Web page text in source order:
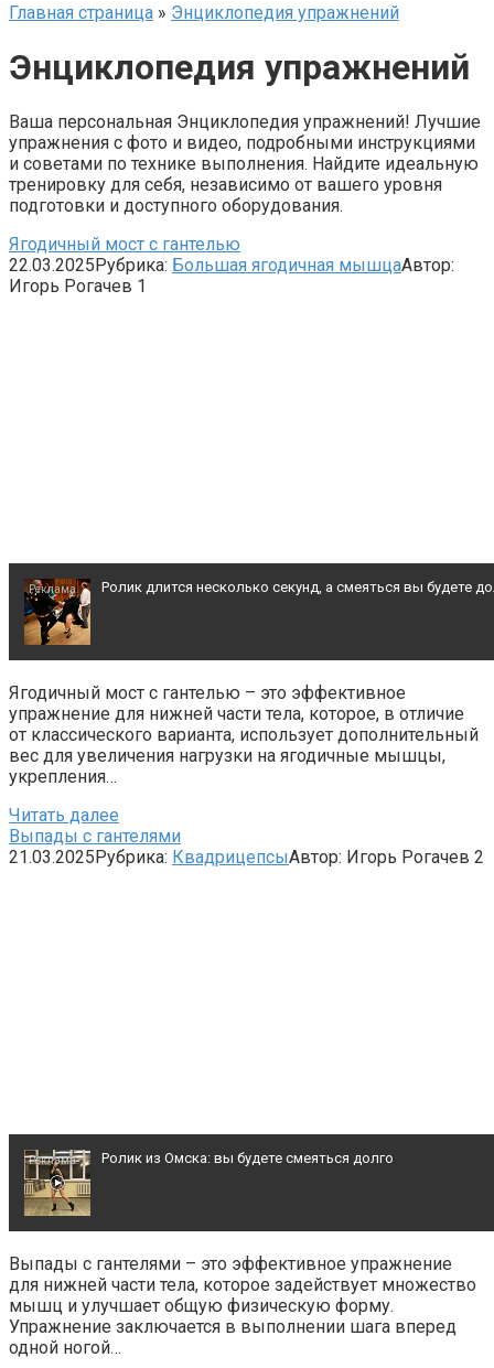
Главная страница » Энциклопедия упражнений
Энциклопедия упражнений
Ваша персональная Энциклопедия упражнений! Лучшие
упражнения с фото и видео, подробными инструкциями
и советами по технике выполнения. Найдите идеальную
тренировку для себя, независимо от вашего уровня
подготовки и доступного оборудования.
Ягодичный мост с гантелью
22.03.2025 Рубрика: Большая ягодичная мышцаАвтор:
Игорь Рогачев 1
Ягодичный мост с гантелью – это эффективное
упражнение для нижней части тела, которое, в отличие
от классического варианта, использует дополнительный
вес для увеличения нагрузки на ягодичные мышцы,
укрепления…
Читать далее
Выпады с гантелями
21.03.2025 Рубрика: КвадрицепсыАвтор: Игорь Рогачев 2
Выпады с гантелями – это эффективное упражнение
для нижней части тела, которое задействует множество
мышц и улучшает общую физическую форму.
Упражнение заключается в выполнении шага вперед
одной ногой…
Ролик длится несколько секунд, а смеяться вы будете
Ржу не переставая, это видео пересмотришь не раз
Ролик из Омска: вы будете смеяться долго
Публичный удар Зеленскому от Кличко: это настоящий